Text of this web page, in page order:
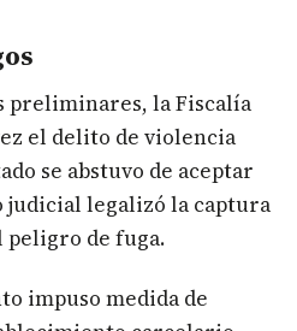
preliminares, la Fiscalía
el delito de violencia
se abstuvo de aceptar
judicial legalizó la captura
peligro de fuga.
impuso medida de